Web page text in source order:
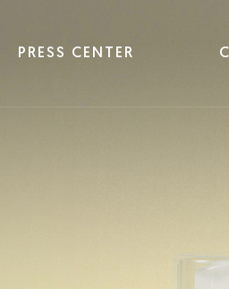
PRESS CENTER